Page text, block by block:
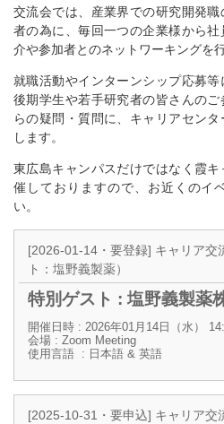
交流会では、産業界での研究開発
者の為に、毎回一つの企業様から
介や参加者とのネットワーキングを
就職活動やインターンシップ応募
後期学生や若手研究者の皆さんの
らの疑問・質問に、キャリアセン
します。
東広島キャンパスだけではなく霞
催しておりますので、お近くのイ
い。
[2026-01-14・要登録] キャリア交
ト：塩野義製薬）
特別ゲスト : 塩野義製薬
開催日時 : 2026年01月14日（水）
会場 : Zoom Meeting
使用言語 : 日本語 & 英語
[2025-10-31・要申込] キャリア交